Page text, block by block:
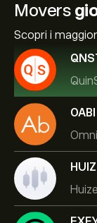
Movers
Scopri i
OABI
HUIZ